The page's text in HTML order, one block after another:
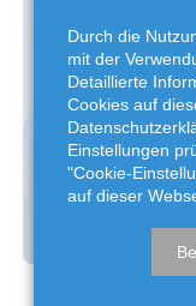
Durch die
mit der
Detaillierte
Cookies auf
Einstellungen
"Cookie-
auf dieser